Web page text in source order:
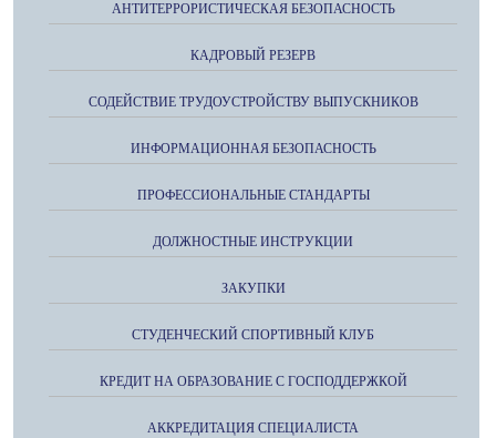
АНТИТЕРРОРИСТИЧЕСКАЯ БЕЗОПАСНОСТЬ
КАДРОВЫЙ РЕЗЕРВ
СОДЕЙСТВИЕ ТРУДОУСТРОЙСТВУ ВЫПУСКНИКОВ
ИНФОРМАЦИОННАЯ БЕЗОПАСНОСТЬ
ПРОФЕССИОНАЛЬНЫЕ СТАНДАРТЫ
ДОЛЖНОСТНЫЕ ИНСТРУКЦИИ
ЗАКУПКИ
СТУДЕНЧЕСКИЙ СПОРТИВНЫЙ КЛУБ
КРЕДИТ НА ОБРАЗОВАНИЕ С ГОСПОДДЕРЖКОЙ
АККРЕДИТАЦИЯ СПЕЦИАЛИСТА